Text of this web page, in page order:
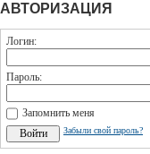
АВТОРИЗАЦИЯ
Логин:
Пароль:
Запомнить меня
Забыли свой пароль?